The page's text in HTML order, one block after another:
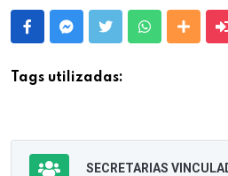
FacebookMessenger
Twitter Whatsapp
Tags utilizadas:
SECRETARIAS